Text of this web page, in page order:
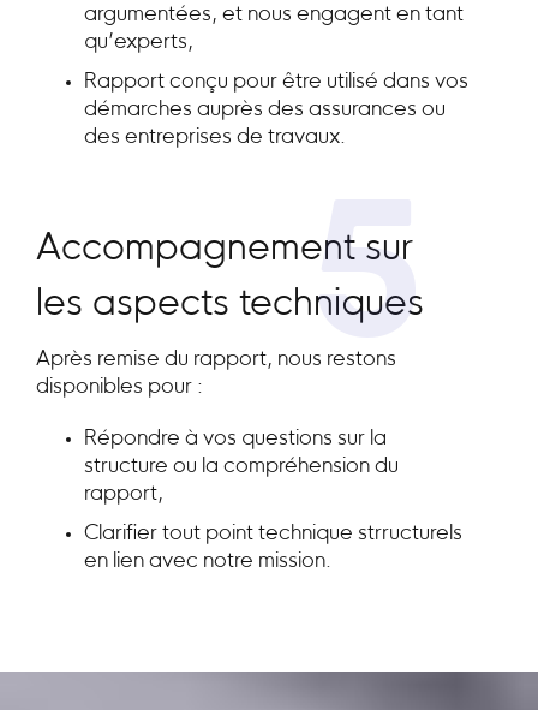
argumentées, et nous engagent en tant
qu’experts,
Rapport conçu pour être utilisé dans vos
démarches auprès des assurances ou
des entreprises de travaux.
5
Accompagnement sur
les aspects techniques
Après remise du rapport, nous restons
disponibles pour :
Répondre à vos questions sur la
structure ou la compréhension du
rapport,
Clarifier tout point technique strructurels
en lien avec notre mission.